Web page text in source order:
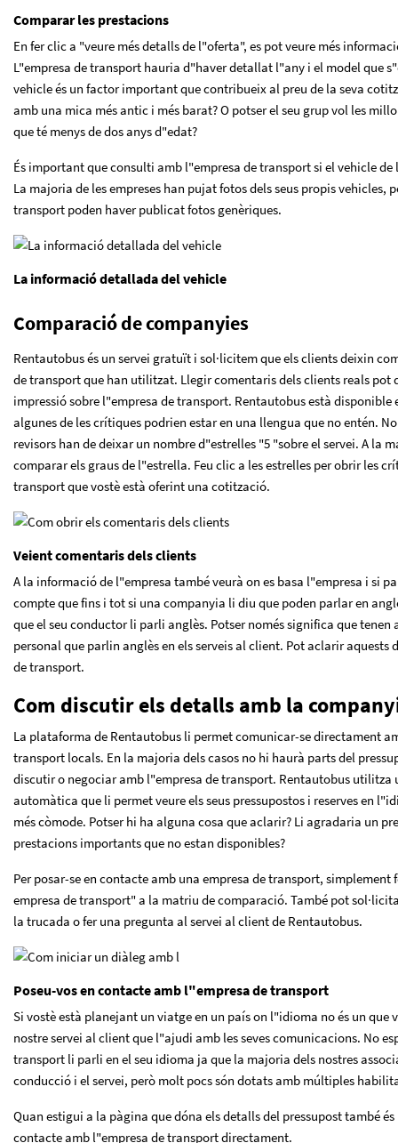
Comparar les prestacions
En fer clic a "veure més detalls de l"oferta", es pot veure més
L"empresa de transport hauria d"haver detallat l"any i el model que
vehicle és un factor important que contribueix al preu de la seva
amb una mica més antic i més barat? O potser el seu grup vol les
que té menys de dos anys d"edat?
És important que consulti amb l"empresa de transport si el vehicle
La majoria de les empreses han pujat fotos dels seus propis vehicles,
transport poden haver publicat fotos genèriques.
La informació detallada del vehicle
Comparació de companyies
Rentautobus és un servei gratuït i sol·licitem que els clients deixin
de transport que han utilitzat. Llegir comentaris dels clients reals pot
impressió sobre l"empresa de transport. Rentautobus està disponible
algunes de les crítiques podrien estar en una llengua que no entén.
revisors han de deixar un nombre d"estrelles "5 "sobre el servei. A la
comparar els graus de l"estrella. Feu clic a les estrelles per obrir les
transport que vostè està oferint una cotització.
Veient comentaris dels clients
A la informació de l"empresa també veurà on es basa l"empresa i si
compte que fins i tot si una companyia li diu que poden parlar en
que el seu conductor li parli anglès. Potser només significa que tenen
personal que parlin anglès en els serveis al client. Pot aclarir
de transport.
Com discutir els detalls amb la
La plataforma de Rentautobus li permet comunicar-se directament
transport locals. En la majoria dels casos no hi haurà parts del
discutir o negociar amb l"empresa de transport. Rentautobus utilitza
automàtica que li permet veure els seus pressupostos i reserves en
més còmode. Potser hi ha alguna cosa que aclarir? Li agradaria un
prestacions importants que no estan disponibles?
Per posar-se en contacte amb una empresa de transport, simplement
empresa de transport" a la matriu de comparació. També pot
la trucada o fer una pregunta al servei al client de Rentautobus.
Poseu-vos en contacte amb l"empresa de transport
Si vostè està planejant un viatge en un país on l"idioma no és un que
nostre servei al client que l"ajudi amb les seves comunicacions. No
transport li parli en el seu idioma ja que la majoria dels nostres
conducció i el servei, però molt pocs són dotats amb múltiples
Quan estigui a la pàgina que dóna els detalls del pressupost també és
contacte amb l"empresa de transport directament.